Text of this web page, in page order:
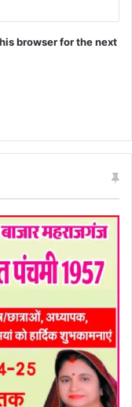
browser for the next